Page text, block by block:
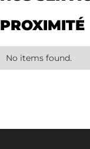
PROXIMITÉ
No items found.